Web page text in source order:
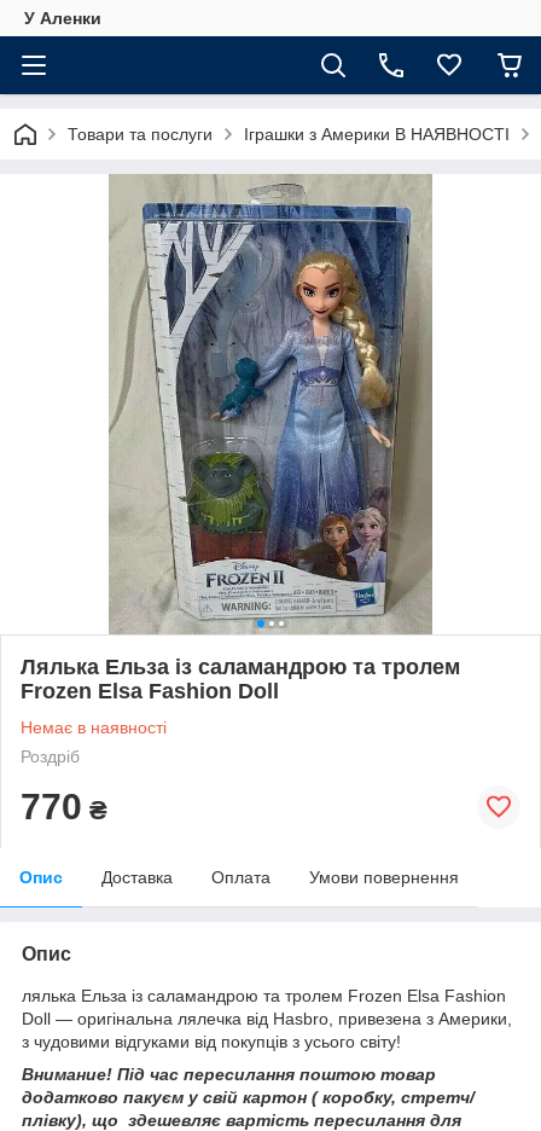
У Аленки
Товари та послуги Іграшки з Америки В НАЯВНОСТІ
Лялька Ельза із саламандрою та тролем
Frozen Elsa Fashion Doll
Немає в наявності
Роздріб
770 ₴
Опис Доставка Оплата Умови повернення
Опис
лялька Ельза із саламандрою та тролем Frozen Elsa Fashion
Doll — оригінальна лялечка від Hasbro, привезена з Америки,
з чудовими відгуками від покупців з усього світу!
Внимание! Під час пересилання поштою товар
додатково пакуєм у свій картон ( коробку, стретч/
плівку), що здешевляє вартість пересилання для